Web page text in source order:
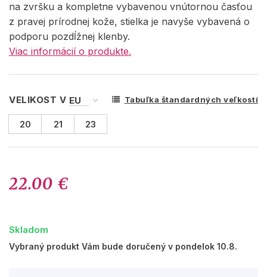
na zvršku a kompletne vybavenou vnútornou časťou
z pravej prírodnej kože, stielka je navyše vybavená o
podporu pozdĺžnej klenby.
Viac informácií o produkte.
VELIKOST V Tabuľka štandardných veľkostí
20 21 23
22.00 €
Skladom
Vybraný produkt Vám bude doručený v pondelok 10.8.